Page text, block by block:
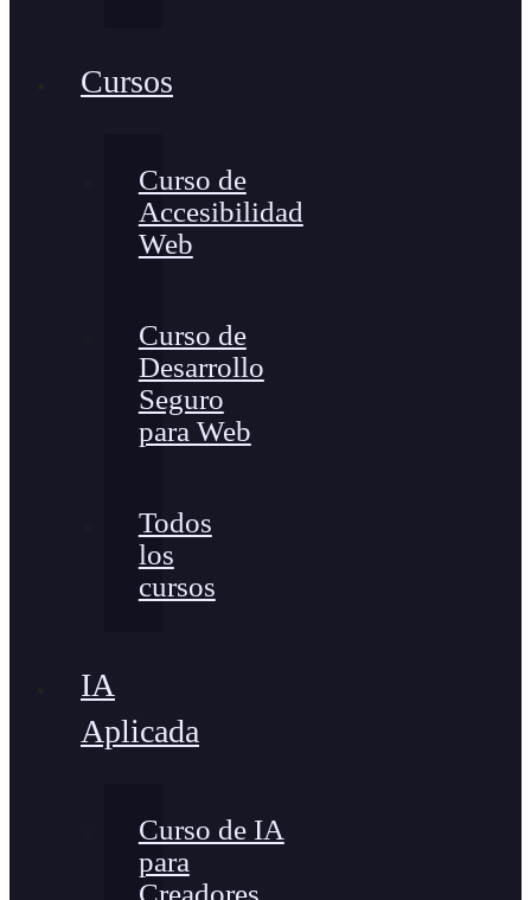
Cursos
Curso de
Accesibilidad
Web
Curso de
Desarrollo
Seguro
para Web
Todos
los
cursos
IA
Aplicada
Curso de IA
para
Creadores